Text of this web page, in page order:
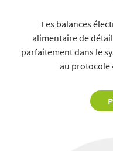
Les balances
alimentaire de
parfaitement dans le
au protocole